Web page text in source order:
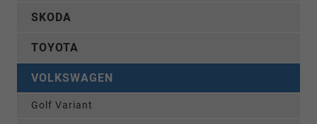
SKODA
TOYOTA
VOLKSWAGEN
Golf Variant